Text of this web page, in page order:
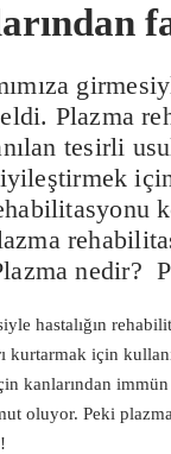
Plazma
tesirli
nedir?
hastalığın
kurtarmak için
kanlarından
oluyor. Peki